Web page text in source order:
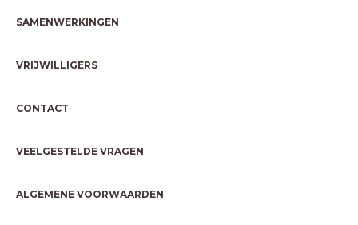
SAMENWERKINGEN
VRIJWILLIGERS
CONTACT
VEELGESTELDE VRAGEN
ALGEMENE VOORWAARDEN